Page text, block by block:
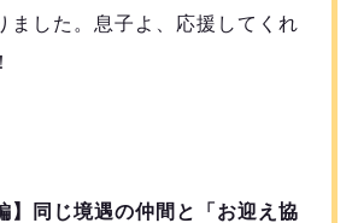
ました。息子よ、応援してくれ
同じ境遇の仲間と「お迎え協